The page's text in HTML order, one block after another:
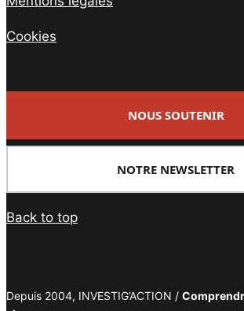
Cookies
NOUS SOUTENIR
NOTRE NEWSLETTER
Back to top
Depuis 2004, INVESTIG’ACTION /